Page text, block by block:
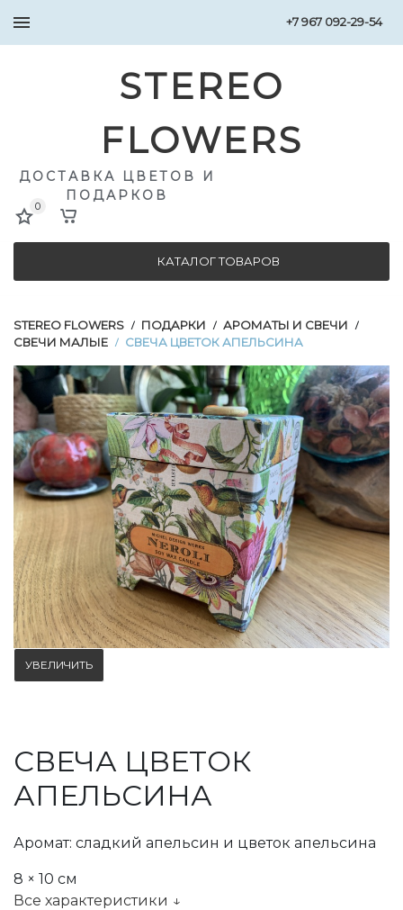
+7 967 092-29-54
STEREO
FLOWERS
ДОСТАВКА ЦВЕТОВ И
ПОДАРКОВ
0
КАТАЛОГ ТОВАРОВ
STEREO FLOWERS / ПОДАРКИ / АРОМАТЫ И СВЕЧИ /
СВЕЧИ МАЛЫЕ / СВЕЧА ЦВЕТОК АПЕЛЬСИНА
УВЕЛИЧИТЬ
СВЕЧА ЦВЕТОК
АПЕЛЬСИНА
Аромат: сладкий апельсин и цветок апельсина
8 × 10 см
Все характеристики ↓